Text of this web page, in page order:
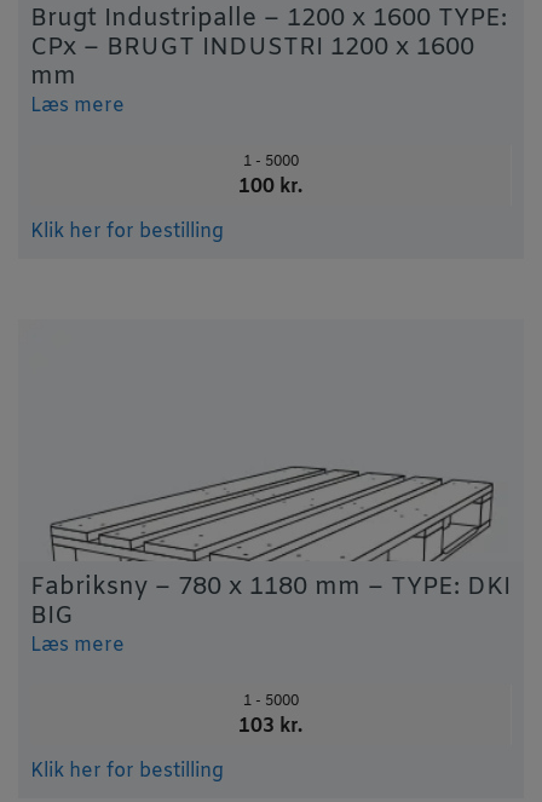
Brugt Industripalle – 1200 x 1600 TYPE:
CPx – BRUGT INDUSTRI 1200 x 1600
mm
Læs mere
1 - 5000
100 kr.
Klik her for bestilling
Fabriksny – 780 x 1180 mm – TYPE: DKI
BIG
Læs mere
1 - 5000
103 kr.
Klik her for bestilling